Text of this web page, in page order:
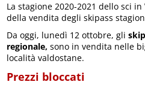
La stagione 2020-2021 dello sci in
della vendita degli skipass
Da oggi, lunedì 12 ottobre, gli
regionale,sono in vendita nelle
località valdostane.
Prezzi bloccati